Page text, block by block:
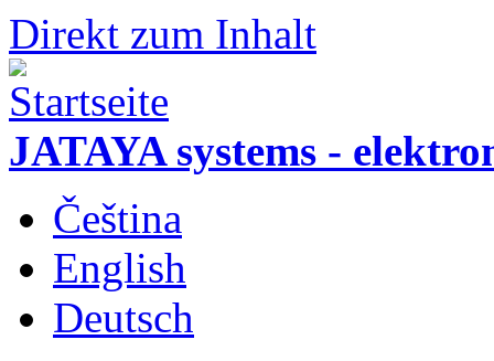
Direkt zum Inhalt
JATAYA systems -
Čeština
English
Deutsch